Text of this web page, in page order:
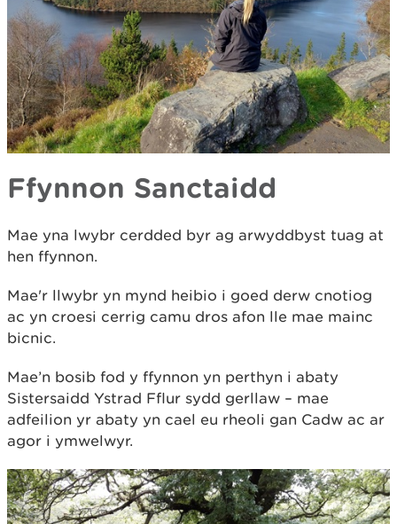
Ffynnon Sanctaidd
Mae yna lwybr cerdded byr ag arwyddbyst tuag at
hen ffynnon.
Mae'r llwybr yn mynd heibio i goed derw cnotiog
ac yn croesi cerrig camu dros afon lle mae mainc
bicnic.
Mae’n bosib fod y ffynnon yn perthyn i abaty
Sistersaidd Ystrad Fflur sydd gerllaw – mae
adfeilion yr abaty yn cael eu rheoli gan Cadw ac ar
agor i ymwelwyr.